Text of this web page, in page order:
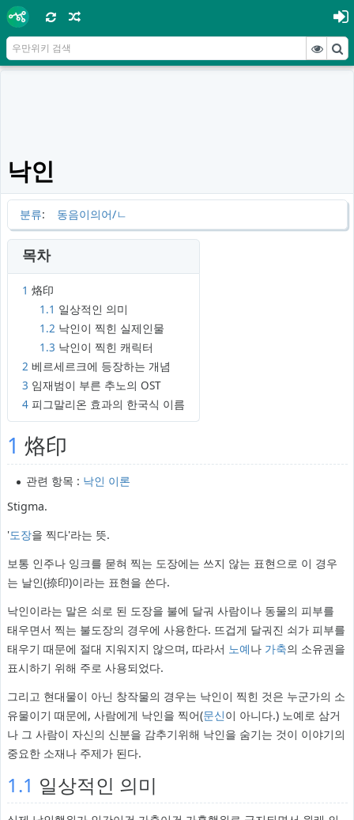
낙인
분류: 동음이의어/ㄴ
목차
1 烙印
1.1 일상적인 의미
1.2 낙인이 찍힌 실제인물
1.3 낙인이 찍힌 캐릭터
2 베르세르크에 등장하는 개념
3 임재범이 부른 추노의 OST
4 피그말리온 효과의 한국식 이름
1 烙印
관련 항목 : 낙인 이론
Stigma.
'도장을 찍다'라는 뜻.
보통 인주나 잉크를 묻혀 찍는 도장에는 쓰지 않는 표현으로 이 경우
는 날인(捺印)이라는 표현을 쓴다.
낙인이라는 말은 쇠로 된 도장을 불에 달궈 사람이나 동물의 피부를
태우면서 찍는 불도장의 경우에 사용한다. 뜨겁게 달궈진 쇠가 피부를
태우기 때문에 절대 지워지지 않으며, 따라서 노예나 가축의 소유권을
표시하기 위해 주로 사용되었다.
그리고 현대물이 아닌 창작물의 경우는 낙인이 찍힌 것은 누군가의 소
유물이기 때문에, 사람에게 낙인을 찍어(문신이 아니다.) 노예로 삼거
나 그 사람이 자신의 신분을 감추기위해 낙인을 숨기는 것이 이야기의
중요한 소재나 주제가 된다.
1.1 일상적인 의미